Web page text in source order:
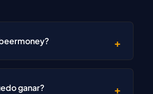
ganar?